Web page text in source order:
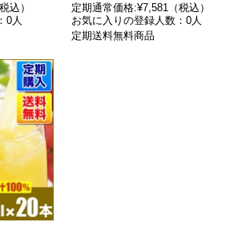
込）
0人
定期通常価格:¥7,581（税込）
お気に入りの登録人数：0人
定期送料無料商品